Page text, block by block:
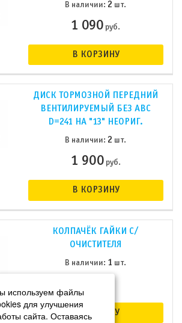
В наличии:2 шт.
1 090 руб.
В КОРЗИНУ
ДИСК ТОРМОЗНОЙ ПЕРЕДНИЙ
ВЕНТИЛИРУЕМЫЙ БЕЗ АВС
D=241 НА "13" НЕОРИГ.
В наличии: 2 шт.
1 900руб.
В КОРЗИНУ
КОЛПАЧЁК ГАЙКИ С/
ОЧИСТИТЕЛЯ
В наличии: 1 шт.
В КОРЗИНУ
используем файлы
для улучшения
сайта. Оставаясь